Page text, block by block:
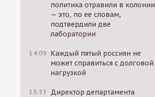
политика отравили в колонии
— это, по ее словам,
подтвердили две
лаборатории
14:09 Каждый пятый россиян не
может справиться с долговой
нагрузкой
15:33
Директор департамента